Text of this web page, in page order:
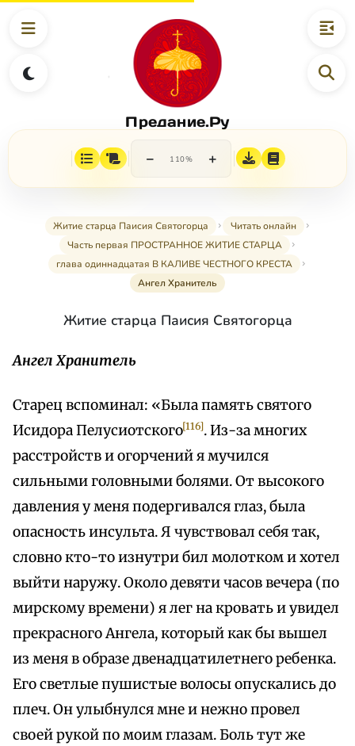
Предание.Ру
− 110% +
Житие старца Паисия Святогорца
Читать онлайн
Часть первая ПРОСТРАННОЕ ЖИТИЕ СТАРЦА
глава одиннадцатая В КАЛИВЕ ЧЕСТНОГО КРЕСТА
Ангел Хранитель
Житие старца Паисия Святогорца
Ангел Хранитель
Старец вспоминал: «Была память святого
Исидора Пелусиотского[116]. Из-за многих
расстройств и огорчений я мучился
сильными головными болями. От высокого
давления у меня подергивался глаз, была
опасность инсульта. Я чувствовал себя так,
словно кто-то изнутри бил молотком и хотел
выйти наружу. Около девяти часов вечера (по
мирскому времени) я лег на кровать и увидел
прекрасного Ангела, который как бы вышел
из меня в образе двенадцатилетнего ребенка.
Его светлые пушистые волосы опускались до
плеч. Он улыбнулся мне и нежно провел
своей рукой по моим глазам. Боль тут же